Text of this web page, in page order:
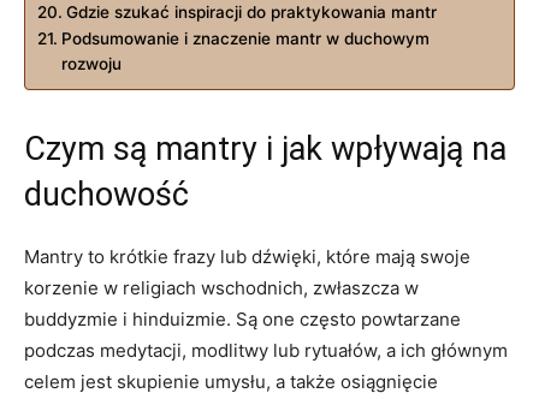
Gdzie ​szukać inspiracji do praktykowania mantr
Podsumowanie i znaczenie mantr w ⁢duchowym
‍rozwoju
Czym są mantry i⁢ jak wpływają ‍na
duchowość
Mantry to krótkie frazy lub dźwięki, które​ mają swoje
korzenie w⁢ religiach wschodnich, ⁤zwłaszcza w
buddyzmie ⁢i ‍hinduizmie. Są one często powtarzane
podczas medytacji, modlitwy lub rytuałów,⁣ a ich głównym
celem jest skupienie umysłu, a także osiągnięcie